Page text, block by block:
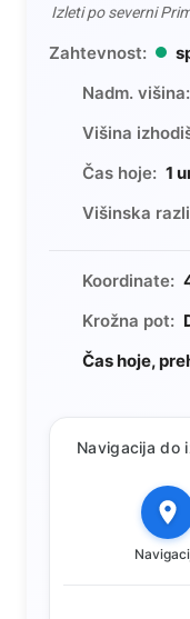
Izleti po severni
Zahtevnost:
Nadm. višina:
Višina
Čas hoje: 1
Višinska
Koordinate:
Krožna pot:
Čas hoje,
Navigacija do